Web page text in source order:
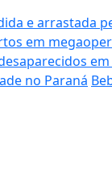
e arrastada
em
em
no Paraná